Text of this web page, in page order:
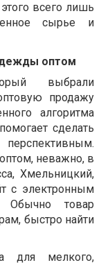
всего лишь
сырье и
оптом
выбрали
продажу
алгоритма
сделать
неважно, в
Хмельницкий,
с электронным
Обычно товар
быстро найти
для мелкого,